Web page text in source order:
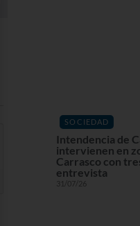
SOCIEDAD
Intendencia de
intervienen en
Carrasco con
entrevista
31/07/26